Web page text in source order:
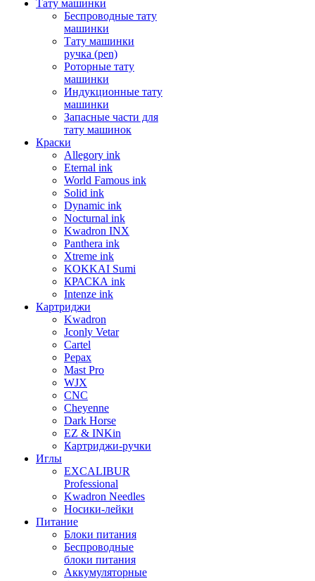
Тату машинки
Беспроводные тату
машинки
Тату машинки
ручка (pen)
Роторные тату
машинки
Индукционные тату
машинки
Запасные части для
тату машинок
Краски
Allegory ink
Eternal ink
World Famous ink
Solid ink
Dynamic ink
Nocturnal ink
Kwadron INX
Panthera ink
Xtreme ink
KOKKAI Sumi
КРАСКА ink
Intenze ink
Картриджи
Kwadron
Jconly Vetar
Cartel
Pepax
Mast Pro
WJX
CNC
Cheyenne
Dark Horse
EZ & INKin
Картриджи-ручки
Иглы
EXCALIBUR
Professional
Kwadron Needles
Носики-лейки
Питание
Блоки питания
Беспроводные
блоки питания
Аккумуляторные